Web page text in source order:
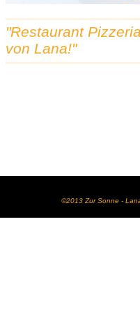
"Restaurant
von Lana!"
©2013 Zur Sonne -